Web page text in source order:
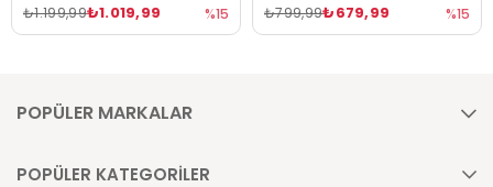
₺1.019,99
₺1.199,99 %15 ₺679,99
₺799,99 %15
POPÜLER MARKALAR
POPÜLER KATEGORİLER